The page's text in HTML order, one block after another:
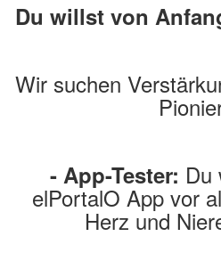
Du willst von
Wir suchen
- App-Tester: Du
elPortalO App vor
Herz und